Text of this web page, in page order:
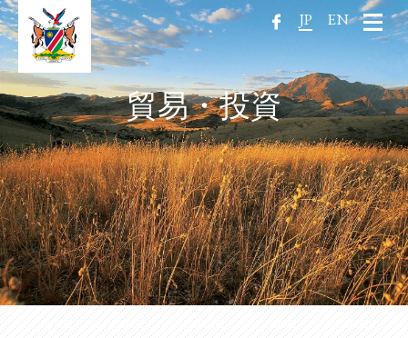
JP EN
貿易・投資